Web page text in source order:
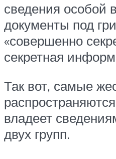
сведения особой
документы под
«совершенно
секретная
Так вот, самые
владеет
двух групп.